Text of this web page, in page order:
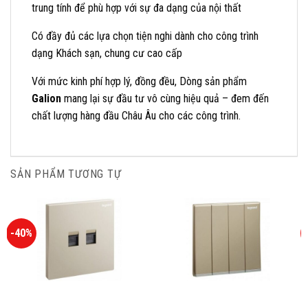
trung tính để phù hợp với sự đa dạng của nội thất
Có đầy đủ các lựa chọn tiện nghi dành cho công trình
dạng Khách sạn, chung cư cao cấp
Với mức kinh phí hợp lý, đồng đều, Dòng sản phẩm
Galion mang lại sự đầu tư vô cùng hiệu quả – đem đến
chất lượng hàng đầu Châu Âu cho các công trình.
SẢN PHẨM TƯƠNG TỰ
-40%